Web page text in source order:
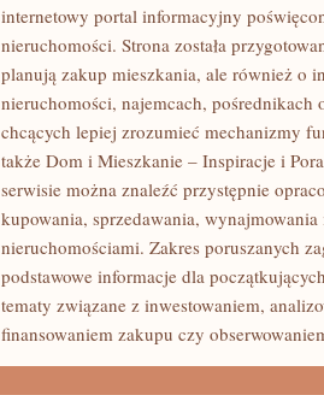
internetowy portal informacyjny
nieruchomości. Strona została
planują zakup mieszkania, ale również o
nieruchomości, najemcach,
chcących lepiej zrozumieć mechanizmy
także Dom i Mieszkanie – Inspiracje i
serwisie można znaleźć przystępnie
kupowania, sprzedawania, wynajmowania
nieruchomościami. Zakres poruszanych
podstawowe informacje dla
tematy związane z inwestowaniem,
finansowaniem zakupu czy